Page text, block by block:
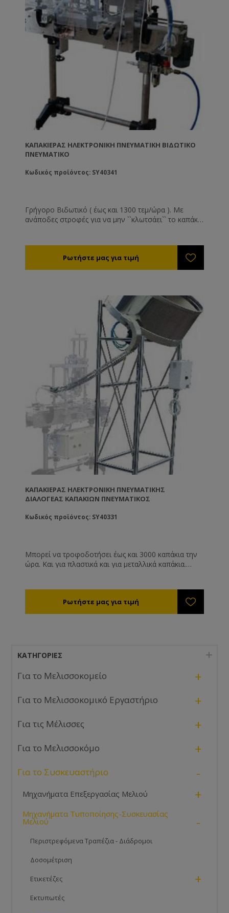
ΚΑΠΑΚΙΈΡΑΣ ΗΛΕΚΤΡΟΝΙΚΉ ΠΝΕΥΜΑΤΙΚΉ ΒΙΔΩΤΙΚΌ
ΠΝΕΥΜΑΤΙΚΌ
Κωδικός προϊόντος: SY40341
Γρήγορο Βιδωτικό ( έως και 1300 τεμ/ώρα ). Με
ανάποδες στροφές για να μην ``κλωτσάει`` το καπάκι.
λειτουργήσει ( 250 Lt /ώρα ).
ΚΑΠΑΚΙΈΡΑΣ ΗΛΕΚΤΡΟΝΙΚΉ ΠΝΕΥΜΑΤΙΚΉΣ
ΔΙΑΛΟΓΈΑΣ ΚΑΠΑΚΙΏΝ ΠΝΕΥΜΑΤΙΚΌΣ
Κωδικός προϊόντος: SY40331
Μπορεί να τροφοδοτήσει έως και 3000 καπάκια την
ώρα. Και για πλαστικά και για μεταλλικά καπάκια.
ΚΑΤΗΓΟΡΊΕΣ
Για το Μελισσοκομείο +
Για το Μελισσοκομικό Εργαστήριο +
Για τις Μέλισσες +
Για το Μελισσοκόμο +
Για το Συσκευαστήριο -
Μηχανήματα Επεξεργασίας Μελιού +
Μηχανήματα Τυποποίησης-Συσκευασίας
Μελιού -
Περιστρεφόμενα Τραπέζια - Διάδρομοι
Δοσομέτριση
Ετικετέζες +
Εκτυπωτές